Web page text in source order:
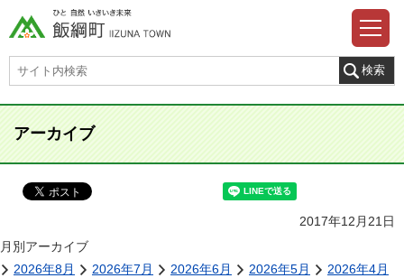
アーカイブ
2017年12月21日
月別アーカイブ
2026年8月
2026年7月 2026年6月 2026年5月
2026年4月